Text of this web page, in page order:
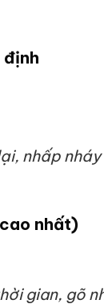
định
nhấp
nhất)
gian, gõ